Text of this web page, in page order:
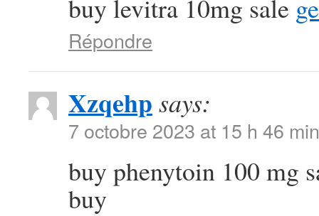
buy levitra 10mg sale
Répondre
Xzqehp says:
7 octobre 2023 at 15 h 46 min
buy phenytoin 100 mg
buy